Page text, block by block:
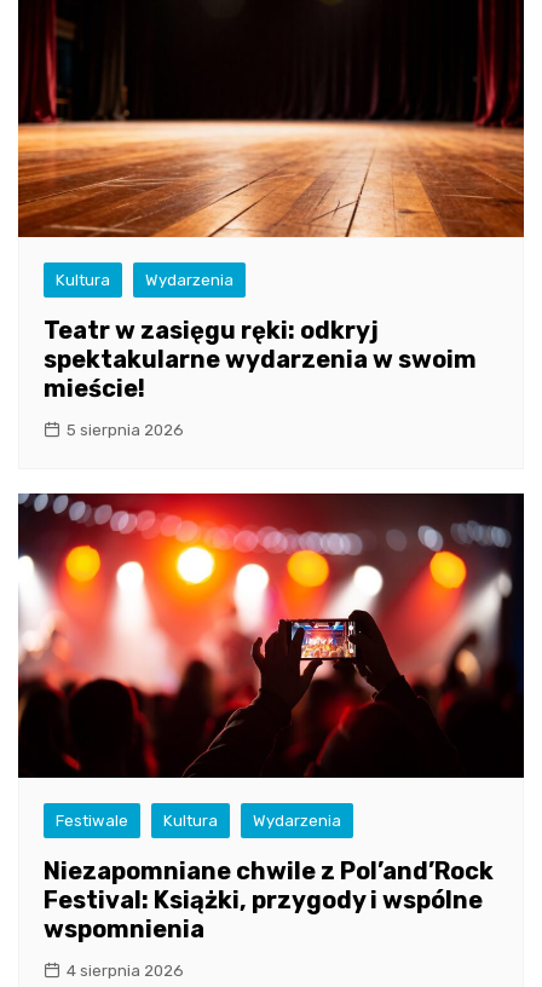
Kultura Wydarzenia
Teatr w zasięgu ręki: odkryj
spektakularne wydarzenia w swoim
mieście!
5 sierpnia 2026
Festiwale Kultura Wydarzenia
Niezapomniane chwile z Pol’and’Rock
Festival: Książki, przygody i wspólne
wspomnienia
4 sierpnia 2026